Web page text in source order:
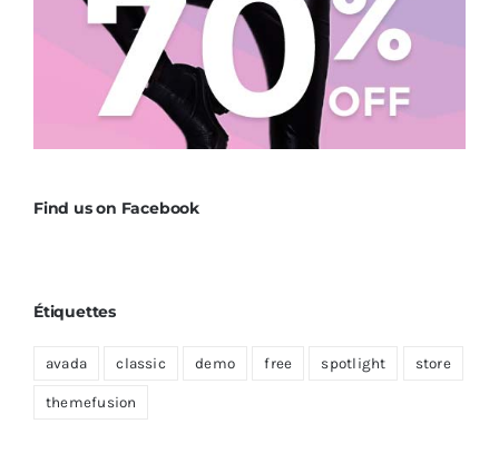
Find us on Facebook
Étiquettes
avada classic demo free spotlight store
themefusion